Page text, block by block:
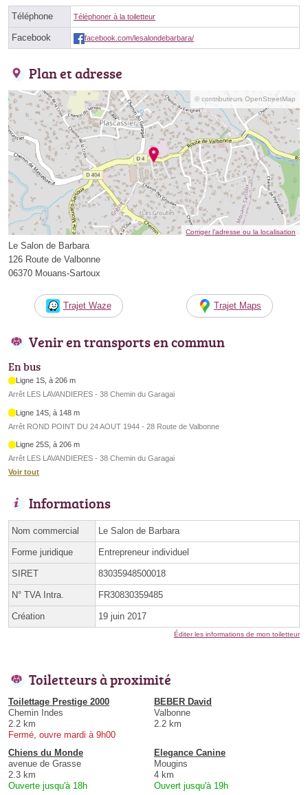
Téléphone Téléphoner à la toiletteur
Facebook facebook.com/lesalondebarbara/
Plan et adresse
© contributeurs OpenStreetMap
Corriger l’adresse ou la localisation
Le Salon de Barbara
126 Route de Valbonne
06370 Mouans-Sartoux
Trajet Waze Trajet Maps
Venir en transports en commun
En bus
Ligne 1S, à 206 m
Arrêt LES LAVANDIERES - 38 Chemin du Garagai
Ligne 14S, à 148 m
Arrêt ROND POINT DU 24 AOUT 1944 - 28 Route de Valbonne
Ligne 25S, à 206 m
Arrêt LES LAVANDIERES - 38 Chemin du Garagai
Voir tout
Informations
Nom commercial Le Salon de Barbara
Forme juridique Entrepreneur individuel
SIRET 83035948500018
N° TVA Intra. FR30830359485
Création 19 juin 2017
Éditer les informations de mon toiletteur
Toiletteurs à proximité
Toilettage Prestige 2000
Chemin Indes
2.2 km
Fermé, ouvre mardi à 9h00
BEBER David
Valbonne
2.2 km
Chiens du Monde
avenue de Grasse
2.3 km
Ouverte jusqu'à 18h
Elegance Canine
Mougins
4 km
Ouvert jusqu'à 19h